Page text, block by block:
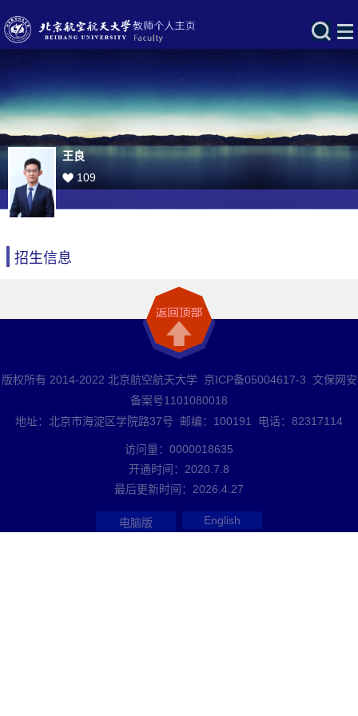
王良
109
招生信息
版权所有 2014-2022 北京航空航天大学 京ICP备05004617-3 文保网安
备案号1101080018
地址：北京市海淀区学院路37号 邮编：100191 电话：82317114
访问量： 0000018635
开通时间： 2020 7 8
最后更新时间： 2026 4 27
电脑版 English